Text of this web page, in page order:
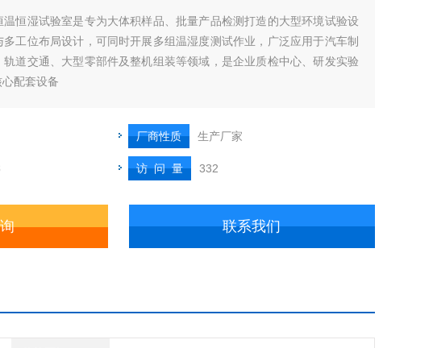
温恒湿试验室是专为大体积样品、批量产品检测打造的大型环境试验设
工位布局设计，可同时开展多组温湿度测试作业，广泛应用于汽车制
道交通、大型零部件及整机组装等领域，是企业质检中心、研发实验
配套设备
厂商性质 生产厂家
访 问 量 332
联系我们